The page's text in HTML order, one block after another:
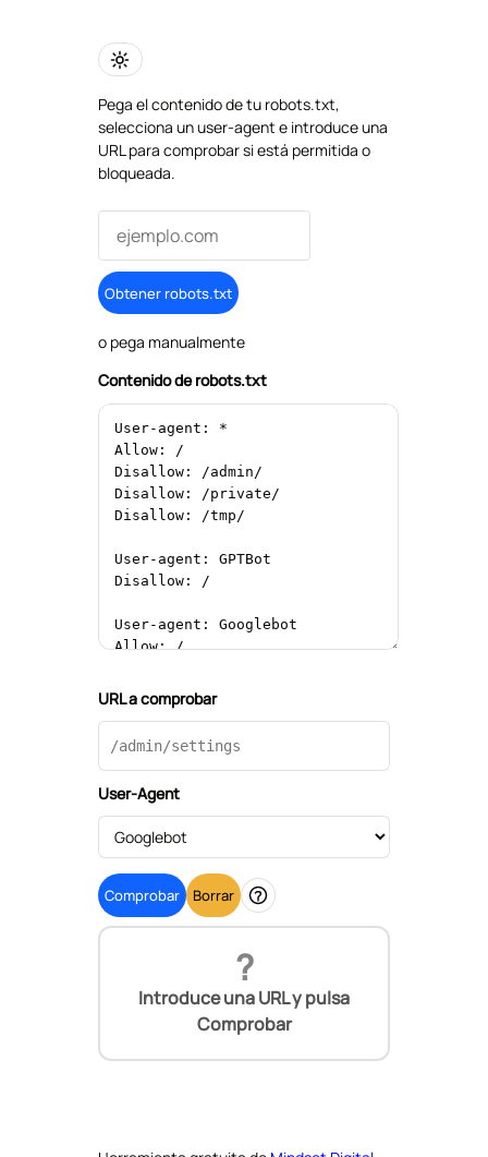
Pega el contenido de tu robots.txt,
selecciona un user-agent e introduce una
URL para comprobar si está permitida o
bloqueada.
Obtener robots.txt
o pega manualmente
Contenido de robots.txt
URL a comprobar
User-Agent
Comprobar Borrar Ayuda
?
Introduce una URL y pulsa
Comprobar